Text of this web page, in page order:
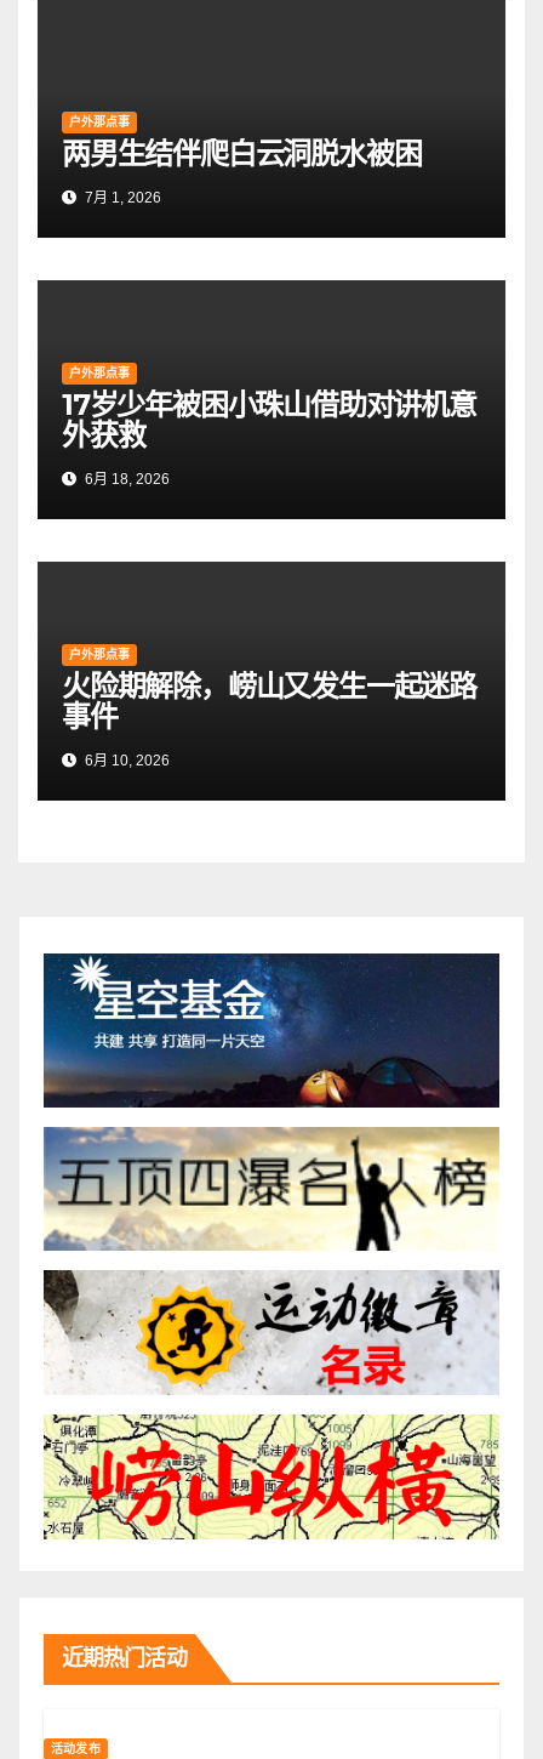
户外那点事
两男生结伴爬白云洞脱水被困
7月 1, 2026
户外那点事
17岁少年被困小珠山借助对讲机意
外获救
6月 18, 2026
户外那点事
火险期解除，崂山又发生一起迷路
事件
6月 10, 2026
近期热门活动
活动发布